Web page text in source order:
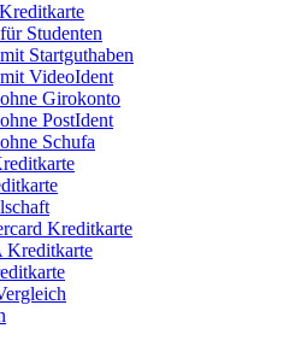
Studenten
Startguthaben
VideoIdent
Girokonto
PostIdent
Schufa
Kreditkarte
Kreditkarte